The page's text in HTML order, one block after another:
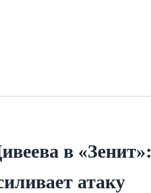
в «Зенит»:
атаку